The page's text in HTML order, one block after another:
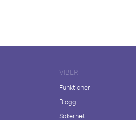
VIBER
Funktioner
Blogg
Säkerhet